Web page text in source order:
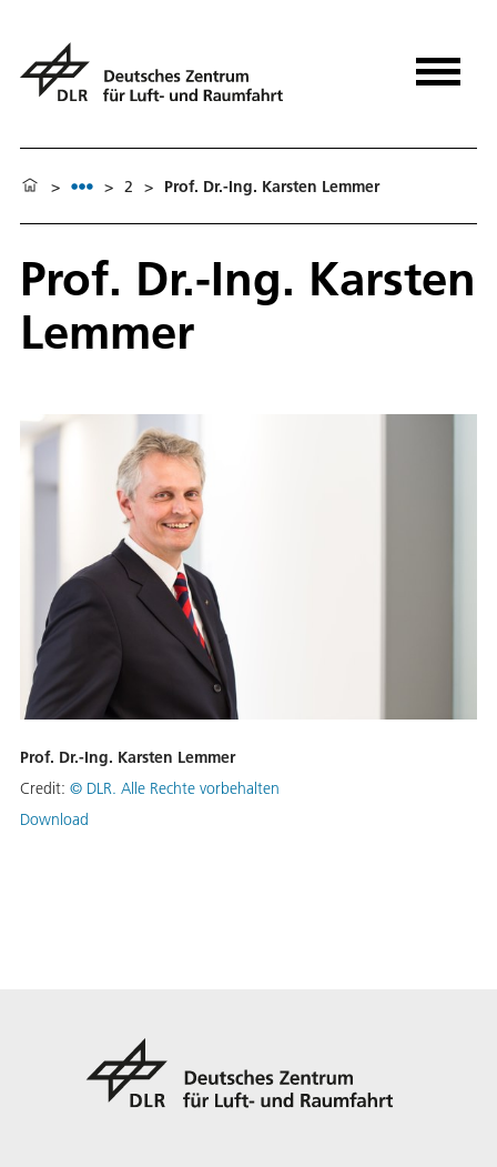
> > 2 > Prof. Dr.-Ing. Karsten Lemmer
Prof. Dr.-Ing. Karsten
Lemmer
Prof. Dr.-Ing. Karsten Lemmer
Credit: © DLR. Alle Rechte vorbehalten
Download